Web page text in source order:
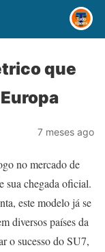
que
7 meses ago
no mercado de
sua chegada oficial.
este modelo já se
diversos países da
o sucesso do SU7,